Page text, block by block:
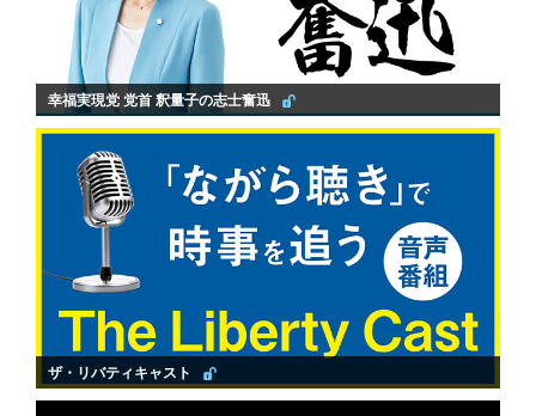
幸福実現党 党首 釈量子の志士奮迅
ザ・リバティキャスト